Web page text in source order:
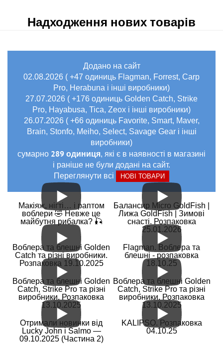
Надходження нових товарів
Додано на сайт
02.08.2026 ( +47 одиниць Flagman, Forrest, Carp
Pro, Herabuna і інші виробники)
27.07.2026 ( +176 одиниць Golden Catch, Strike
Pro, Hayabusa, Tica, Zeox і інші виробники)
26.07.2026 ( +66 одиниць Favorite, Smart, Maver,
Brain, Stonfo, Meiho, Select, Savage Gear і інші
виробники)
сумарно 289 одиниця, які є в наявності в магазині
і раніше не були додані на сайт.
Переглянути всі
НОВІ ТОВАРИ
Макіяж, нігті… і раптом
воблери 🤣 Невже це
майбутня рибалка? 🎣
Балансир Micro GoldFish |
Лижа GoldFish | Зимові
снасті. Розпаковка
25.01.2026
Воблера та блешні Golden
Catch та різні виробники.
Розпаковка 19.10.2025
Flagman. Воблера та
блешні - розпаковка
18.10.25
Воблера та блешні Golden
Catch, Strike Pro та різні
виробники. Розпаковка
13.10.2025
Воблера та блешні Golden
Catch, Strike Pro та різні
виробники. Розпаковка
13.10.2025
Отримали новинки від
Lucky John і Salmo —
09.10.2025 (Частина 2)
KALIPSO. Розпаковка
04.10.25